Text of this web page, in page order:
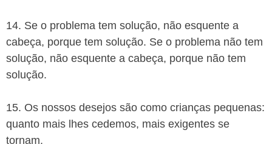
14. Se o problema tem solução, não esquente a
cabeça, porque tem solução. Se o problema não tem
solução, não esquente a cabeça, porque não tem
solução.
15. Os nossos desejos são como crianças pequenas:
quanto mais lhes cedemos, mais exigentes se
tornam.